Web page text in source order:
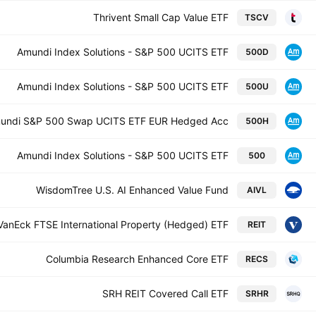
TSCV
Thrivent Small Cap Value ETF
500D
Amundi Index Solutions - S&P 500 UCITS ETF
500U
Amundi Index Solutions - S&P 500 UCITS ETF
500H
S&P 500 Swap UCITS ETF EUR Hedged Acc
500
Amundi Index Solutions - S&P 500 UCITS ETF
AIVL
WisdomTree U.S. AI Enhanced Value Fund
REIT
FTSE International Property (Hedged) ETF
RECS
Columbia Research Enhanced Core ETF
SRHR
SRH REIT Covered Call ETF